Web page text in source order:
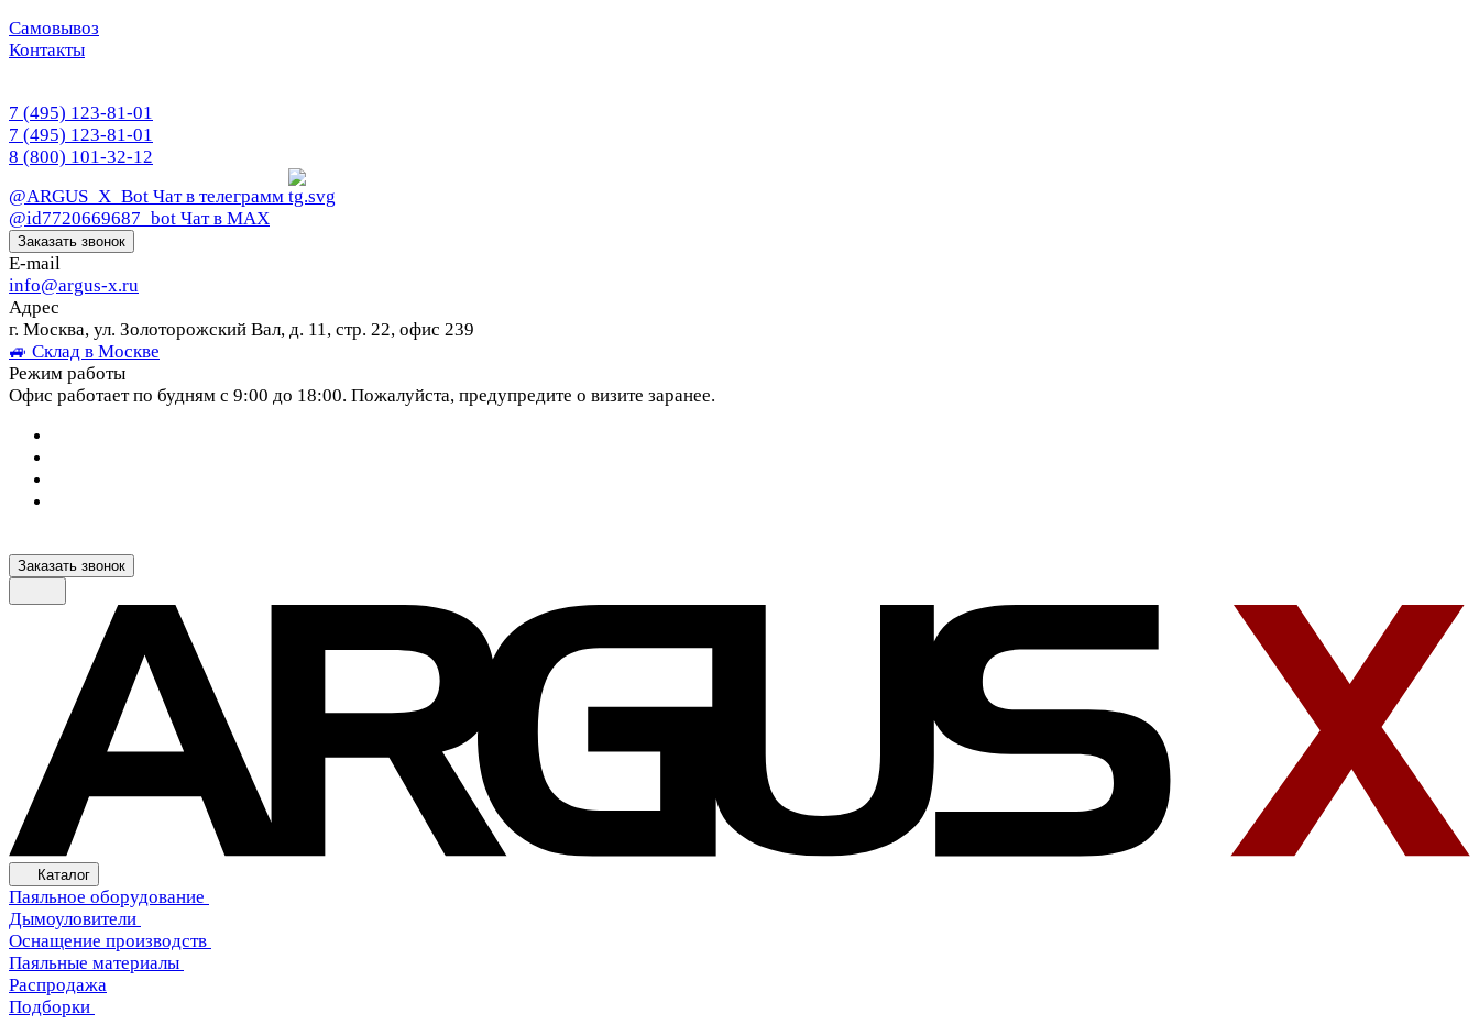
Самовывоз
Контакты
7 (495) 123-81-01
7 (495) 123-81-01
8 (800) 101-32-12
@ARGUS_X_Bot Чат в телеграмм
@id7720669687_bot Чат в МАХ
Заказать звонок
E-mail
info@argus-x.ru
Адрес
г. Москва, ул. Золоторожский Вал, д. 11, стр. 22, офис 239
🚙 Склад в Москве
Режим работы
Офис работает по будням с 9:00 до 18:00. Пожалуйста, предупредите о визите заранее.
Заказать звонок
Каталог
Паяльное оборудование
Дымоуловители
Оснащение производств
Паяльные материалы
Распродажа
Подборки